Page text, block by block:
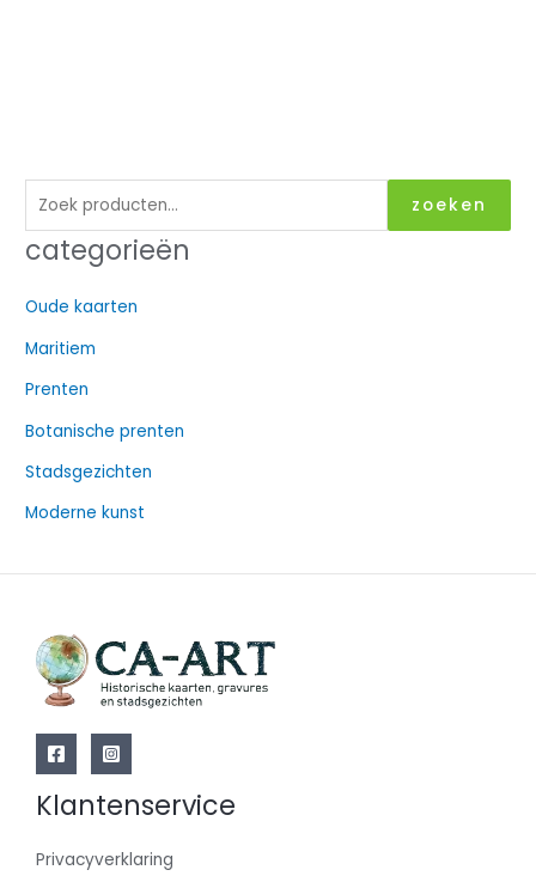
o
e
n
n
a
:
zoeken
categorieën
Oude kaarten
Maritiem
Prenten
Botanische prenten
Stadsgezichten
Moderne kunst
Klantenservice
Privacyverklaring